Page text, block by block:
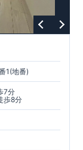
1(地番)
7分
歩8分